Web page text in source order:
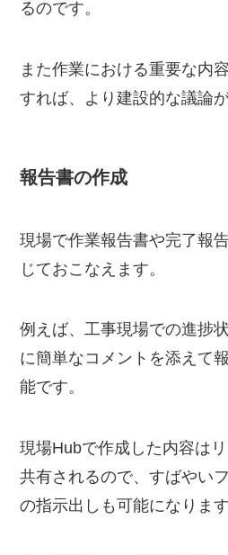
るのです。
また作業における重要な内
すれば、より建設的な議論
報告書の作成
現場で作業報告書や完了報
じておこなえます。
例えば、工事現場での進捗
に簡単なコメントを添えて
能です。
現場Hubで作成した内容は
共有されるので、すばやい
の指示出しも可能になります